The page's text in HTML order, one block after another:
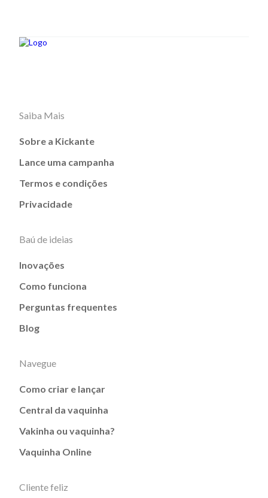
Saiba Mais
Sobre a Kickante
Lance uma campanha
Termos e condições
Privacidade
Baú de ideias
Inovações
Como funciona
Perguntas frequentes
Blog
Navegue
Como criar e lançar
Central da vaquinha
Vakinha ou vaquinha?
Vaquinha Online
Cliente feliz